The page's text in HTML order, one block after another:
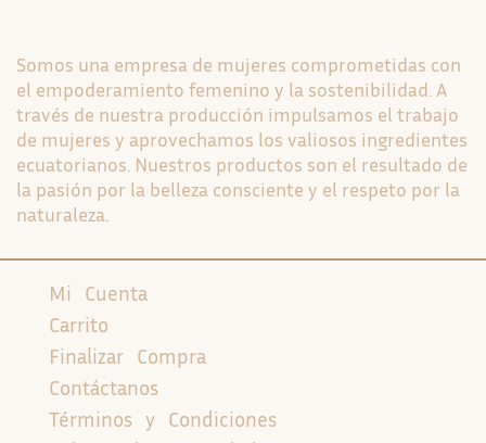
Somos una empresa de mujeres comprometidas con
el empoderamiento femenino y la sostenibilidad. A
través de nuestra producción impulsamos el trabajo
de mujeres y aprovechamos los valiosos ingredientes
ecuatorianos. Nuestros productos son el resultado de
la pasión por la belleza consciente y el respeto por la
naturaleza.
Mi Cuenta
Carrito
Finalizar Compra
Contáctanos
Términos y Condiciones